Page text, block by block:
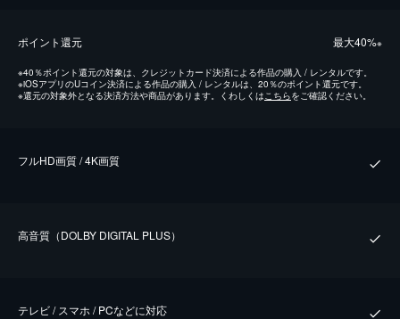
ポイント還元 最⼤40%※
※40％ポイント還元の対象は、クレジットカード決済による作品の購入 / レンタルです。
※iOSアプリのUコイン決済による作品の購入 / レンタルは、20％のポイント還元です。
※還元の対象外となる決済方法や商品があります。くわしくはこちらをご確認ください。
フルHD画質 / 4K画質
⾼⾳質（DOLBY DIGITAL PLUS）
テレビ / スマホ / PCなどに対応